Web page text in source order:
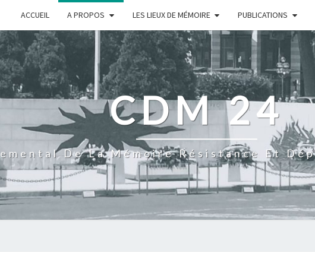
ACCUEIL A PROPOS LES LIEUX DE MÉMOIRE PUBLICATIONS
CDM 24
De La Mémoire Résistance Et